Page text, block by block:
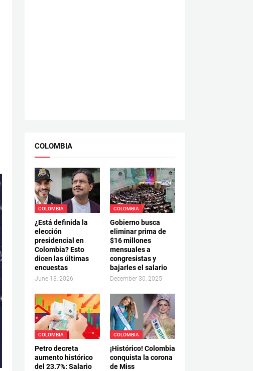
COLOMBIA
COLOMBIA
¿Está definida la
elección
presidencial en
Colombia? Esto
dicen las últimas
encuestas
June 13, 2026
COLOMBIA
Gobierno busca
eliminar prima de
$16 millones
mensuales a
congresistas y
bajarles el salario
December 30, 2025
COLOMBIA
Petro decreta
aumento histórico
del 23.7%: Salario
COLOMBIA
¡Histórico! Colombia
conquista la corona
de Miss